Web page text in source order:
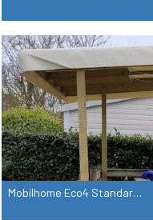
Mobilhome Eco4 Standard 21M² - 2 Habitaciones + Cubierta (Sin Tv)